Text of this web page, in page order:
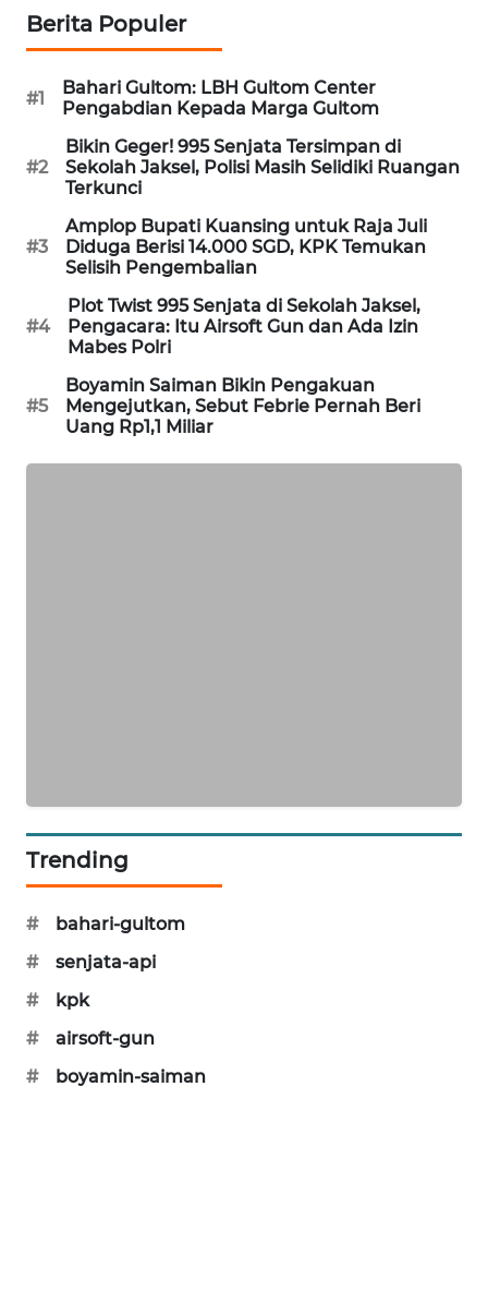
Berita Populer
#1
Bahari Gultom: LBH Gultom Center
Pengabdian Kepada Marga Gultom
#2
Bikin Geger! 995 Senjata Tersimpan di
Sekolah Jaksel, Polisi Masih Selidiki Ruangan
Terkunci
#3
Amplop Bupati Kuansing untuk Raja Juli
Diduga Berisi 14.000 SGD, KPK Temukan
Selisih Pengembalian
#4
Plot Twist 995 Senjata di Sekolah Jaksel,
Pengacara: Itu Airsoft Gun dan Ada Izin
Mabes Polri
#5
Boyamin Saiman Bikin Pengakuan
Mengejutkan, Sebut Febrie Pernah Beri
Uang Rp1,1 Miliar
Trending
#
bahari-gultom
#
senjata-api
#
kpk
#
airsoft-gun
#
boyamin-saiman
WAHANA
PERSONA
WAHANA
OTOMOTIF
HEALTH
DESA
WISATA
LAPAK
ID
MAWAKA
ID
NET
PLN
WATCH